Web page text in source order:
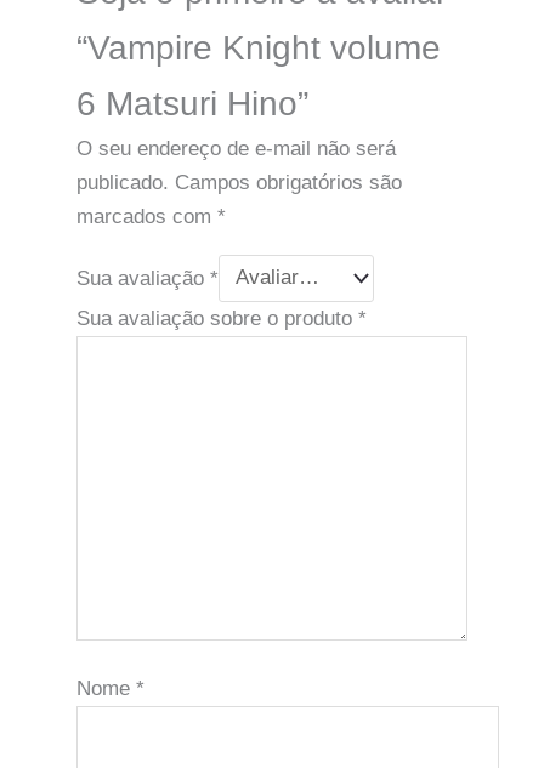
“Vampire Knight volume
6 Matsuri Hino”
O seu endereço de e-mail não será
publicado. Campos obrigatórios são
marcados com *
Sua avaliação *
Sua avaliação sobre o produto *
Nome *